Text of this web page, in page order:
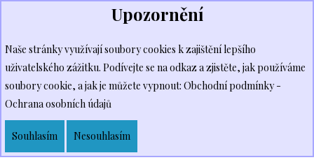
Upozornění
Naše stránky využívají soubory cookies k zajištění lepšího
uživatelského zážitku. Podívejte se na odkaz a zjistěte, jak používáme
soubory cookie, a jak je můžete vypnout: Obchodní podmínky -
Ochrana osobních údajů
Souhlasím Nesouhlasím
Zaregistrovat se